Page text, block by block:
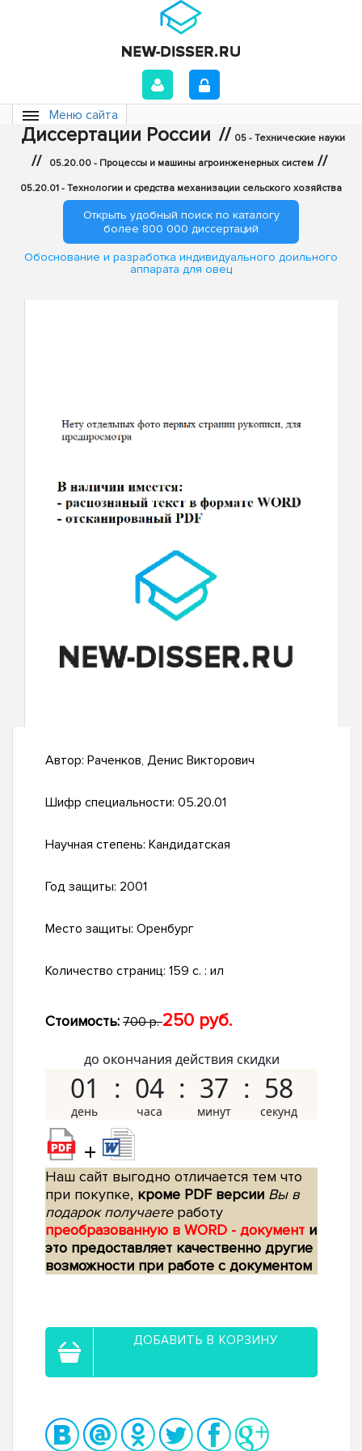
Меню сайта
Диссертации России // 05 - Технические науки
// 05.20.00 - Процессы и машины агроинженерных систем //
05.20.01 - Технологии и средства механизации сельского хозяйства
Открыть удобный поиск по каталогу
более 800 000 диссертаций
Обоснование и разработка индивидуального доильного
аппарата для овец
Автор: Раченков, Денис Викторович
Шифр специальности: 05.20.01
Научная степень: Кандидатская
Год защиты: 2001
Место защиты: Оренбург
Количество страниц: 159 с. : ил
Стоимость: 700 р.250 руб.
до окончания действия скидки
01 04 37 57
+
Наш сайт выгодно отличается тем что
при покупке, кроме PDF версии Вы в
подарок получаетеработу
преобразованную в WORD - документ и
это предоставляет качественно другие
возможности при работе с документом
ДОБАВИТЬ В КОРЗИНУ